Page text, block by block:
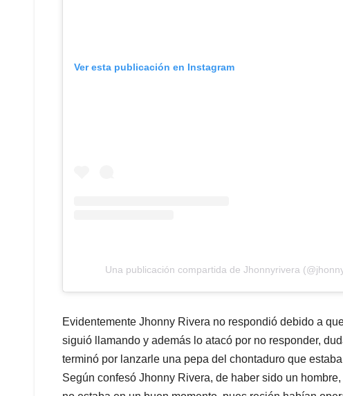
Ver esta publicación en Instagram
Una publicación compartida de Jhonnyrivera
Evidentemente Jhonny Rivera no respondió debido a
siguió llamando y además lo atacó por no responder,
terminó por lanzarle una pepa del chontaduro que
Según confesó Jhonny Rivera, de haber sido un